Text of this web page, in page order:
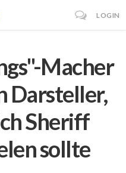
LOGIN
Macher
Darsteller,
Sheriff
sollte